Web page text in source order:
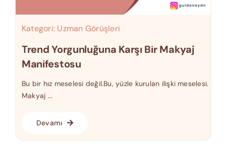
Kategori: Uzman Görüşleri
Trend Yorgunluğuna Karşı Bir Makyaj
Manifestosu
Bu bir hız meselesi değil.Bu, yüzle kurulan ilişki meselesi.
Makyaj ...
Devamı